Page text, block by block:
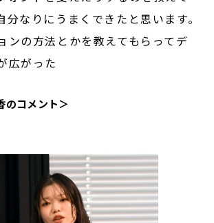
分なりにうまくできたと思います。
ンの方法とかを教えてもらってデ
広がった
のコメント＞